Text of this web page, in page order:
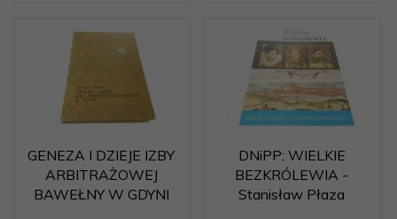
GENEZA I DZIEJE IZBY
ARBITRAŻOWEJ
BAWEŁNY W GDYNI
DNiPP: WIELKIE
BEZKRÓLEWIA -
Stanisław Płaza